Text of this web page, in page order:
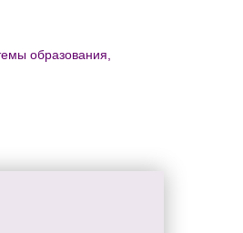
образования,